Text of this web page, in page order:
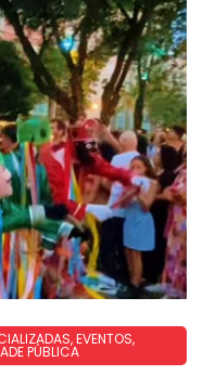
,EVENTOS,
PÚBLICA